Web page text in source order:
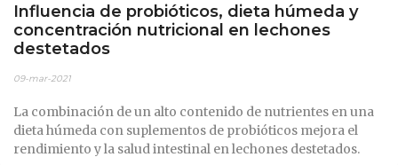
Influencia de probióticos, dieta húmeda y
concentración nutricional en lechones
destetados
09-mar-2021
La combinación de un alto contenido de nutrientes en una
dieta húmeda con suplementos de probióticos mejora el
rendimiento y la salud intestinal en lechones destetados.